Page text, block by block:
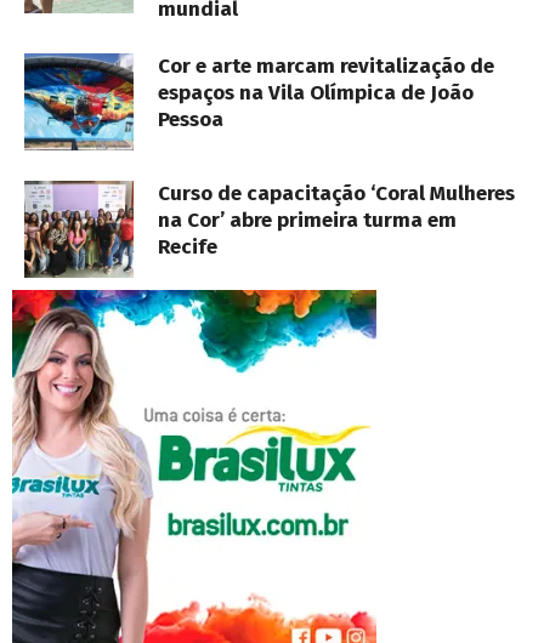
mundial
Cor e arte marcam revitalização de
espaços na Vila Olímpica de João
Pessoa
Curso de capacitação ‘Coral Mulheres
na Cor’ abre primeira turma em
Recife